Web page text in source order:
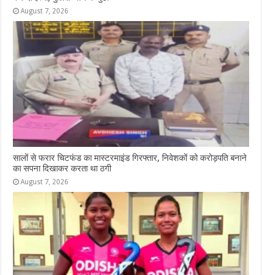
August 7, 2026
सालों से फरार चिटफंड का मास्टरमाइंड गिरफ्तार, निवेशकों को करोड़पति बनाने
का सपना दिखाकर करता था ठगी
August 7, 2026